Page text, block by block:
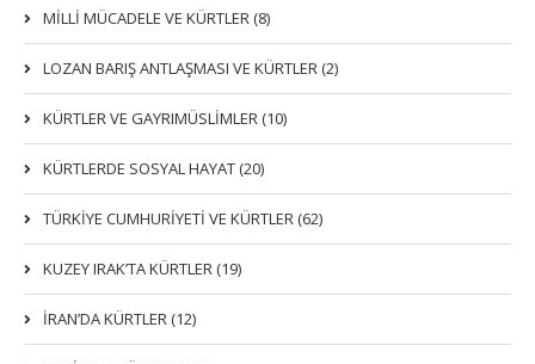
MİLLİ MÜCADELE VE KÜRTLER (8)
LOZAN BARIŞ ANTLAŞMASI VE KÜRTLER (2)
KÜRTLER VE GAYRIMÜSLIMLER (10)
KÜRTLERDE SOSYAL HAYAT (20)
TÜRKİYE CUMHURİYETİ VE KÜRTLER (62)
KUZEY IRAK’TA KÜRTLER (19)
İRAN’DA KÜRTLER (12)